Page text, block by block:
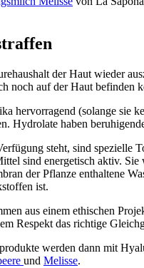
der Haut wieder
noch auf der Haut befinden
hervorragend (solange sie
Hydrolate haben
steht, sind spezielle
sind energetisch aktiv.
der Pflanze enthaltene
ist.
aus einem ethischen
Respekt das richtige
werden dann mit
und Melisse.